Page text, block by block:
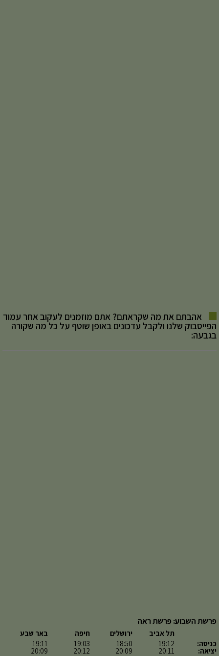
אהבתם את מה שקראתם? אתם מוזמנים לעקוב אחר עמוד
הפייסבוק שלנו ולקבל עדכונים באופן שוטף על כל מה שקורה
בגבעה:
פרשת השבוע: פרשת ראה
כניסה:
יציאה:
תל אביב
19:12
20:11
ירושלים
18:50
20:09
חיפה
19:03
20:12
באר שבע
19:11
20:09